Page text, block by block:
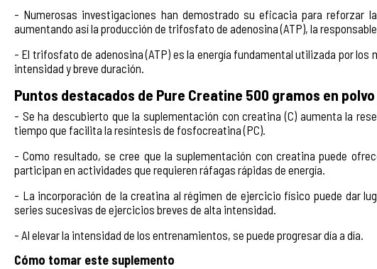
- Numerosas investigaciones han demostrado su eficacia para reforzar
aumentando así la producción de trifosfato de adenosina (ATP), la responsable
- El trifosfato de adenosina (ATP) es la energía fundamental utilizada por
intensidad y breve duración.
Puntos destacados de Pure Creatine 500 gramos en
- Se ha descubierto que la suplementación con creatina (C) aumenta la
tiempo que facilita la resíntesis de fosfocreatina (PC).
- Como resultado, se cree que la suplementación con creatina puede
participan en actividades que requieren ráfagas rápidas de energía.
- La incorporación de la creatina al régimen de ejercicio físico puede dar
series sucesivas de ejercicios breves de alta intensidad.
- Al elevar la intensidad de los entrenamientos, se puede progresar día a día.
Cómo tomar este suplemento